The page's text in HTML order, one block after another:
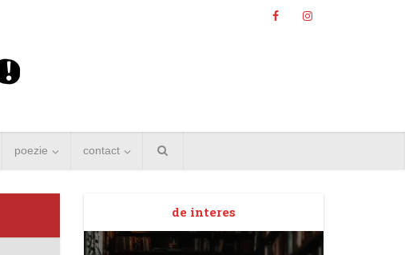
poezie contact
de interes